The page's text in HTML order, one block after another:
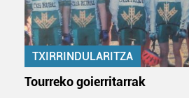
TXIRRINDULARITZA
Tourreko goierritarrak